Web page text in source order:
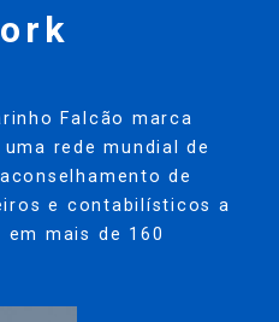
Falcão marca
uma rede mundial de
de
e contabilísticos a
mais de 160